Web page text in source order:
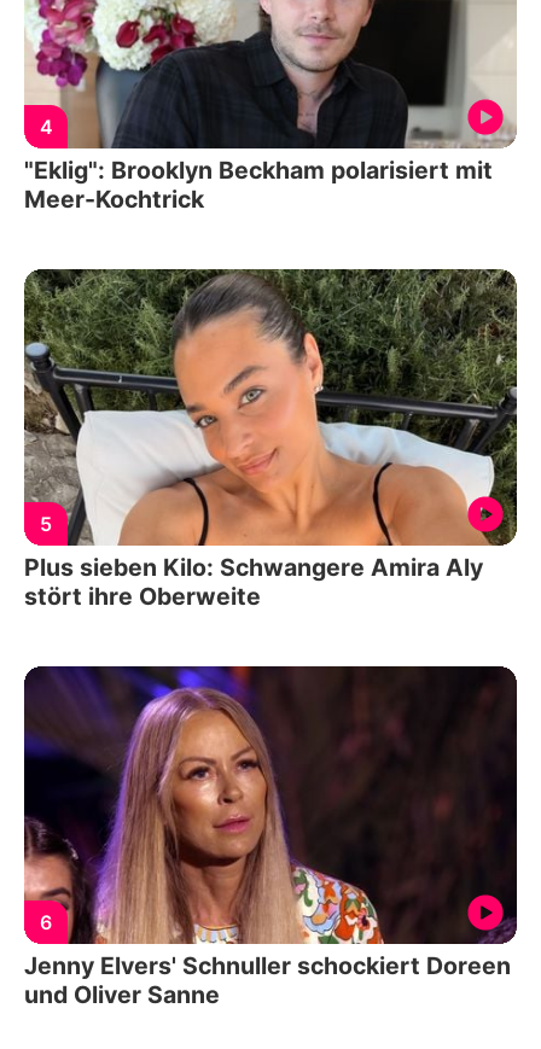
4
"Eklig": Brooklyn Beckham polarisiert mit
Meer-Kochtrick
5
Plus sieben Kilo: Schwangere Amira Aly
stört ihre Oberweite
6
Jenny Elvers' Schnuller schockiert Doreen
und Oliver Sanne